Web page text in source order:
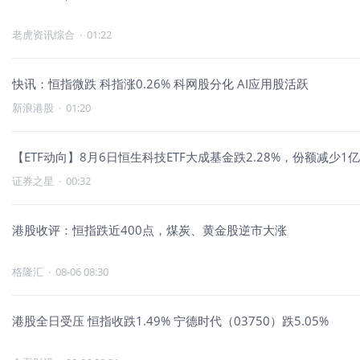
老虎资讯综合 · 01:22
快讯：恒指微跌 科指涨0.26% 科网股分化 AI应用股活跃
新浪港股 · 01:20
【ETF动向】8月6日恒生科技ETF大成基金跌2.28%，份额减少1
证券之星 · 00:32
港股收评：恒指跌近400点，煤炭、黄金股逆市大涨
格隆汇 · 08-06 08:30
港股全日受压 恒指收跌1.49% 宁德时代（03750）跌5.05%